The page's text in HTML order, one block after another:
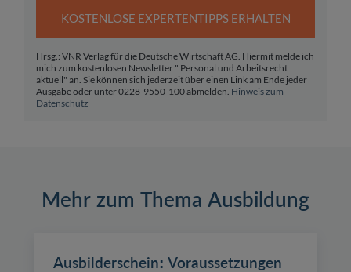
KOSTENLOSE EXPERTENTIPPS ERHALTEN
Hrsg.: VNR Verlag für die Deutsche Wirtschaft AG. Hiermit melde ich
mich zum kostenlosen Newsletter " Personal und Arbeitsrecht
aktuell" an. Sie können sich jederzeit über einen Link am Ende jeder
Ausgabe oder unter 0228-9550-100 abmelden. Hinweis zum
Datenschutz
Mehr zum Thema Ausbildung
Ausbilderschein: Voraussetzungen